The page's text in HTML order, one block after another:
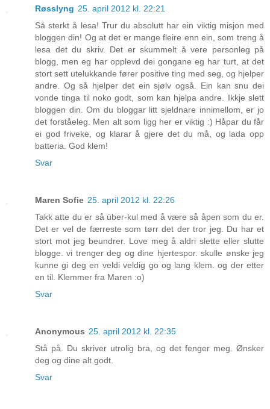
Røsslyng 25. april 2012 kl. 22:21
Så sterkt å lesa! Trur du absolutt har ein viktig misjon med
bloggen din! Og at det er mange fleire enn ein, som treng å
lesa det du skriv. Det er skummelt å vere personleg på
blogg, men eg har opplevd dei gongane eg har turt, at det
stort sett utelukkande fører positive ting med seg, og hjelper
andre. Og så hjelper det ein sjølv også. Ein kan snu dei
vonde tinga til noko godt, som kan hjelpa andre. Ikkje slett
bloggen din. Om du bloggar litt sjeldnare innimellom, er jo
det forståeleg. Men alt som ligg her er viktig :) Håpar du får
ei god friveke, og klarar å gjere det du må, og lada opp
batteria. God klem!
Svar
Maren Sofie 25. april 2012 kl. 22:26
Takk atte du er så über-kul med å være så åpen som du er.
Det er vel de færreste som tørr det der tror jeg. Du har et
stort mot jeg beundrer. Love meg å aldri slette eller slutte
blogge. vi trenger deg og dine hjertespor. skulle ønske jeg
kunne gi deg en veldi veldig go og lang klem. og der etter
en til. Klemmer fra Maren :o)
Svar
Anonymous 25. april 2012 kl. 22:35
Stå på. Du skriver utrolig bra, og det fenger meg. Ønsker
deg og dine alt godt.
Svar